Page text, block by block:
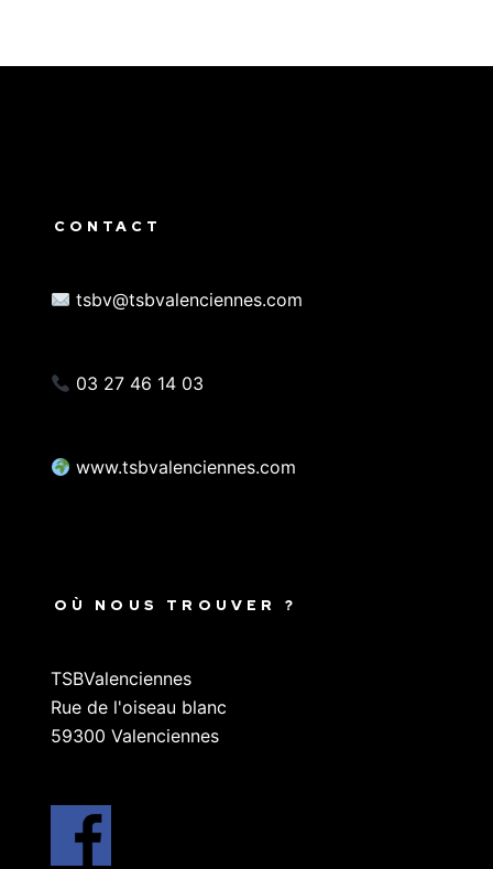
CONTACT
tsbv@tsbvalenciennes.com
03 27 46 14 03
www.tsbvalenciennes.com
OÙ NOUS TROUVER ?
TSBValenciennes
Rue de l'oiseau blanc
59300 Valenciennes